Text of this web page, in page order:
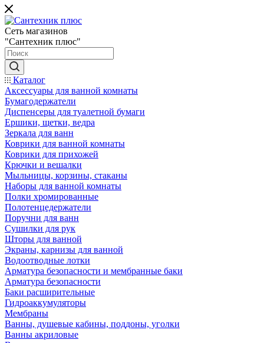
Сеть магазинов
"Сантехник плюс"
Каталог
Аксессуары для ванной комнаты
Бумагодержатели
Диспенсеры для туалетной бумаги
Ершики, щетки, ведра
Зеркала для ванн
Коврики для ванной комнаты
Коврики для прихожей
Крючки и вешалки
Мыльницы, корзины, стаканы
Наборы для ванной комнаты
Полки хромированные
Полотенцедержатели
Поручни для ванн
Сушилки для рук
Шторы для ванной
Экраны, карнизы для ванной
Водоотводные лотки
Арматура безопасности и мембранные баки
Арматура безопасности
Баки расширительные
Гидроаккумуляторы
Мембраны
Ванны, душевые кабины, поддоны, уголки
Ванны акриловые